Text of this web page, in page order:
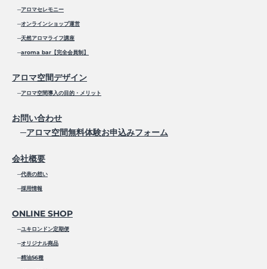
─アロマセレモニー
─オンラインショップ運営
─天然アロマライフ講座
─aroma bar【完全会員制】
アロマ空間デザイン
─アロマ空間導入の目的・メリット
お問い合わせ
─アロマ空間無料体験お申込みフォーム
会社概要
─代表の想い
─採用情報
ONLINE SHOP
─ユキロンドン定期便
─オリジナル商品
─精油56種